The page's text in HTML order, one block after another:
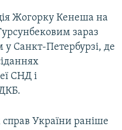
Жогорку Кенеша на
зараз
у Санкт-Петербурзі, де
СНД і
справ України раніше